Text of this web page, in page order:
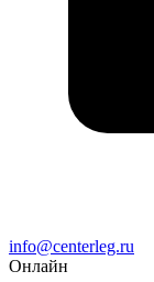
Email
info@centerleg.ru
Онлайн